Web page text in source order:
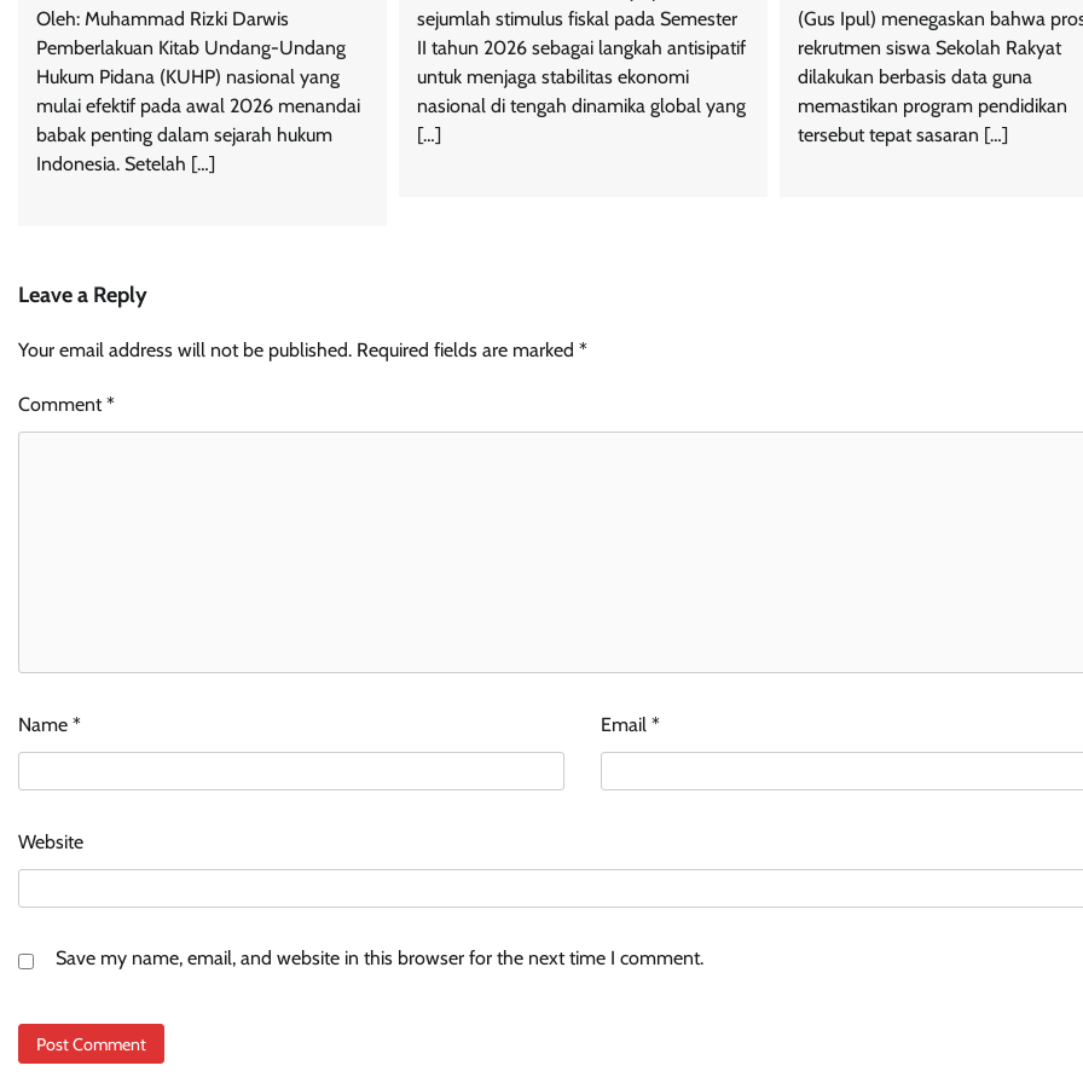
Oleh: Muhammad Rizki Darwis
Pemberlakuan Kitab Undang-Undang
Hukum Pidana (KUHP) nasional yang
mulai efektif pada awal 2026 menandai
babak penting dalam sejarah hukum
Indonesia. Setelah […]
sejumlah stimulus fiskal pada Semester
II tahun 2026 sebagai langkah antisipatif
untuk menjaga stabilitas ekonomi
nasional di tengah dinamika global yang
[…]
(Gus Ipul) menegaskan bahwa
rekrutmen siswa Sekolah Rakyat
dilakukan berbasis data guna
memastikan program pendidikan
tersebut tepat sasaran […]
Leave a Reply
Your email address will not be published. Required fields are marked *
Comment*
Name * Email*
Website
Save my name, email, and website in this browser for the next time I comment.